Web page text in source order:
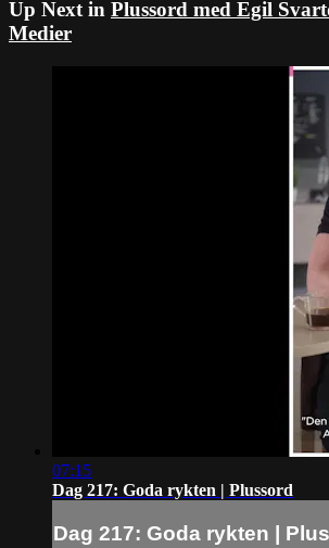
Up Next in Plussord med Egil
Medier
07:15
Dag 217: Goda rykten | Plussord
Dag 217: Goda rykten |